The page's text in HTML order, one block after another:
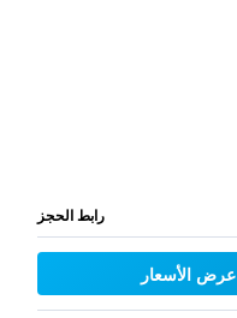
رابط الحجز
عرض الأسعار